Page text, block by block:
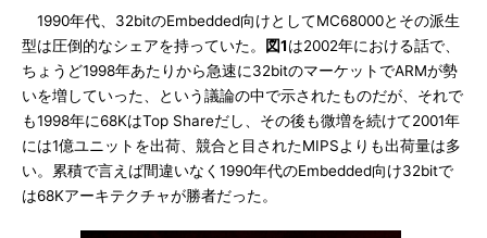
1990年代、32bitのEmbedded向けとしてMC68000とその派生
型は圧倒的なシェアを持っていた。
図1は2002年における話で、
ちょうど1998年あたりから急速に32bitのマーケットでARMが勢
いを増していった、という議論の中で示されたものだが、それで
も1998年に68KはTop Shareだし、その後も微増を続けて2001年
には1億ユニットを出荷、競合と目されたMIPSよりも出荷量は多
い。累積で言えば間違いなく1990年代のEmbedded向け32bitで
は68Kアーキテクチャが勝者だった。